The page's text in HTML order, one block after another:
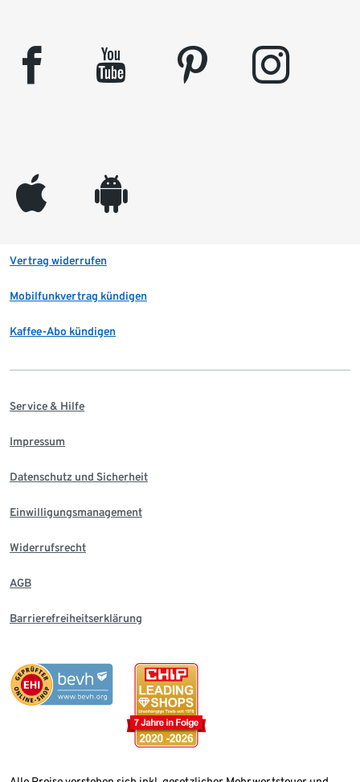
facebook youtube pinterest instagram
appleinc android
Vertrag widerrufen
Mobilfunkvertrag kündigen
Kaffee-Abo kündigen
Service & Hilfe
Impressum
Datenschutz und Sicherheit
Einwilligungsmanagement
Widerrufsrecht
AGB
Barrierefreiheitserklärung